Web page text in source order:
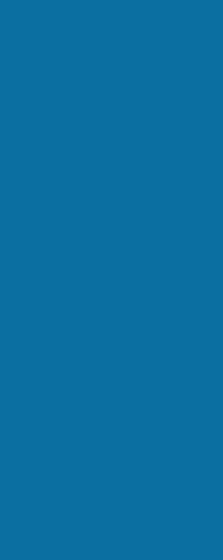
Герметичное
недопустима.
появление духоты и
воздухообмен для
час (для жилых
установкой
Типичные
Самые
включают
игнорирование
исправления
Ошибки с
Паробарьер - это
водяного пара в
установка
разрушению